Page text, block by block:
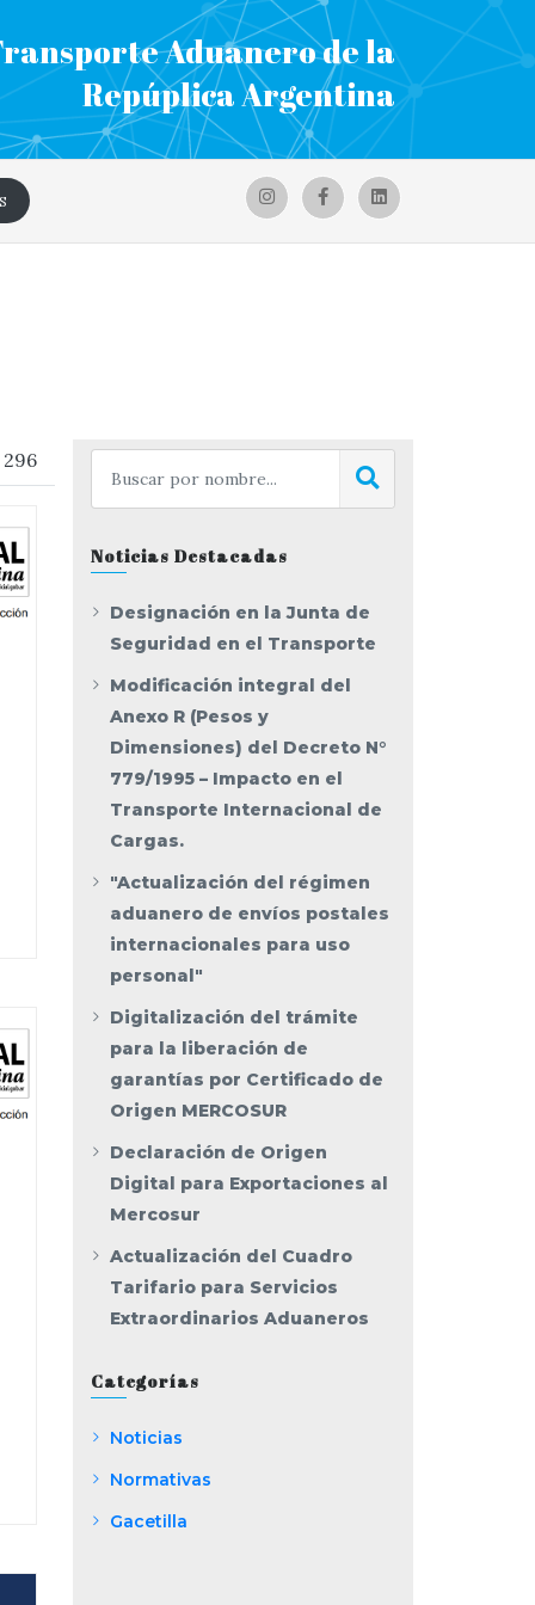
Aduanero de la
Repúplica Argentina
Noticias Destacadas
Designación en la Junta de
Seguridad en el Transporte
Modificación integral del
Anexo R (Pesos y
Dimensiones) del Decreto N°
779/1995 – Impacto en el
Transporte Internacional de
Cargas.
"Actualización del régimen
aduanero de envíos postales
internacionales para uso
personal"
Digitalización del trámite
para la liberación de
garantías por Certificado de
Origen MERCOSUR
Declaración de Origen
Digital para Exportaciones al
Mercosur
Actualización del Cuadro
Tarifario para Servicios
Extraordinarios Aduaneros
Categorías
Noticias
Normativas
Gacetilla